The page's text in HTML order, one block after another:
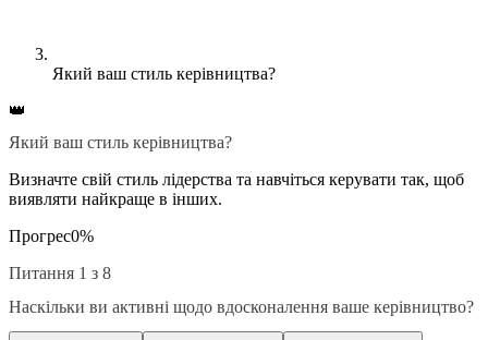
Який ваш стиль керівництва?
👑
Який ваш стиль керівництва?
Визначте свій стиль лідерства та навчіться керувати так, щоб
виявляти найкраще в інших.
Прогрес0%
Питання 1 з 8
Наскільки ви активні щодо вдосконалення ваше керівництво?